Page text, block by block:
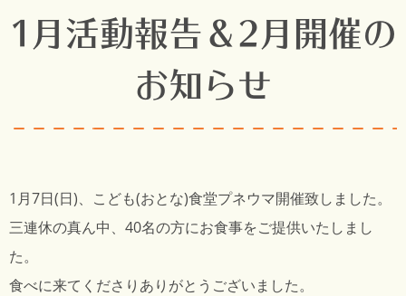
1月活動報告＆2月開催の
お知らせ
1月7日(日)、こども(おとな)食堂プネウマ開催致しました。
三連休の真ん中、40名の方にお食事をご提供いたしまし
た。
食べに来てくださりありがとうございました。